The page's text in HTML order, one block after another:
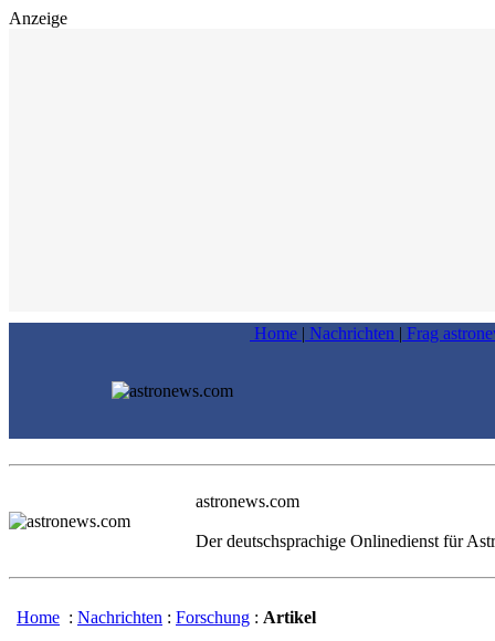
Anzeige
Home | Nachrichten | Frag
astronews.com
Der deutschsprachige Onlinedienst für
Home : Nachrichten : Forschung : Artikel